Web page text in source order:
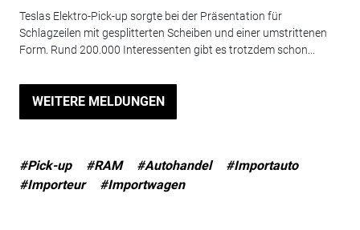
Teslas Elektro-Pick-up sorgte bei der Präsentation für
Schlagzeilen mit gesplitterten Scheiben und einer umstrittenen
Form. Rund 200.000 Interessenten gibt es trotzdem schon...
WEITERE MELDUNGEN
#Pick-up #RAM #Autohandel
#Importauto
#Importeur
#Importwagen